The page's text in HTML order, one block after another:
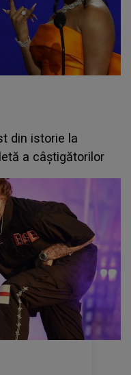
din istorie la
a câștigătorilor